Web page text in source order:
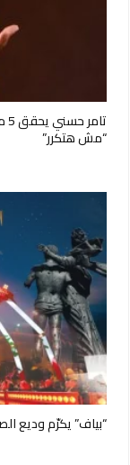
“مش هتكرر”
“بياف” يكرّم وديع